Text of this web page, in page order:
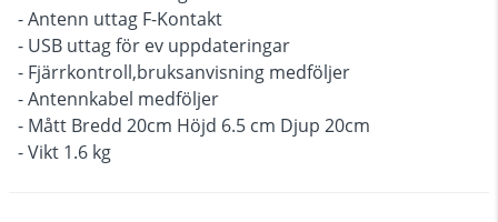
- Antenn uttag F-Kontakt
- USB uttag för ev uppdateringar
- Fjärrkontroll,bruksanvisning medföljer
- Antennkabel medföljer
- Mått Bredd 20cm Höjd 6.5 cm Djup 20cm
- Vikt 1.6 kg